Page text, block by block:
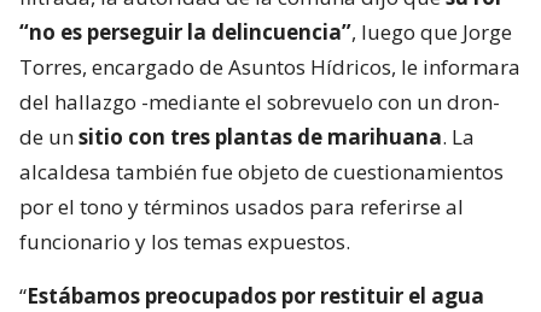
“no es perseguir la delincuencia”, luego que Jorge
Torres, encargado de Asuntos Hídricos, le informara
del hallazgo -mediante el sobrevuelo con un dron-
de unsitio con tres plantas de marihuana. La
alcaldesa también fue objeto de cuestionamientos
por el tono y términos usados para referirse al
funcionario y los temas expuestos.
“Estábamos preocupados por restituir el agua